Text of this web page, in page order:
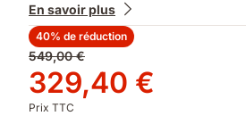
En savoir plus
40% de réduction
Prix
d'origine
549,00 €
549,00 €
Prix
329,40 €
329,40 €
Prix TTC